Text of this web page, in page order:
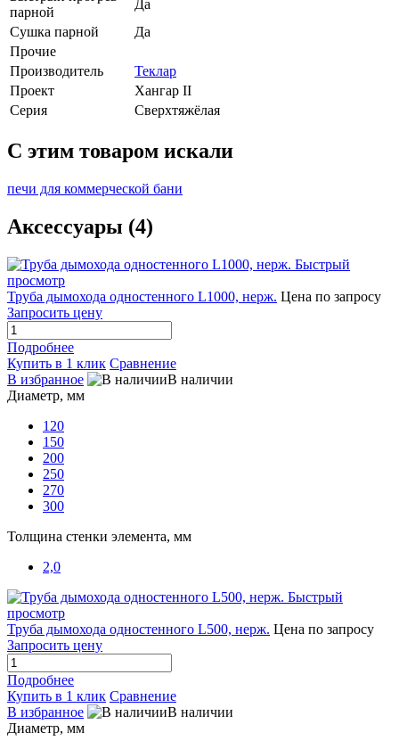
парной
Да
Сушка парной
Да
Прочие
Производитель
Теклар
Проект
Хангар II
Серия
Сверхтяжёлая
C этим товаром искали
печи для коммерческой бани
Аксессуары (4)
Быстрый
просмотр
Труба дымохода одностенного L1000, нерж. Цена по запросу
Запросить цену
Подробнее
Купить в 1 клик Сравнение
В избранное
В наличии
Диаметр, мм
120
150
200
250
270
300
Толщина стенки элемента, мм
2,0
Быстрый
просмотр
Труба дымохода одностенного L500, нерж. Цена по запросу
Запросить цену
Подробнее
Купить в 1 клик Сравнение
В избранное
В наличии
Диаметр, мм